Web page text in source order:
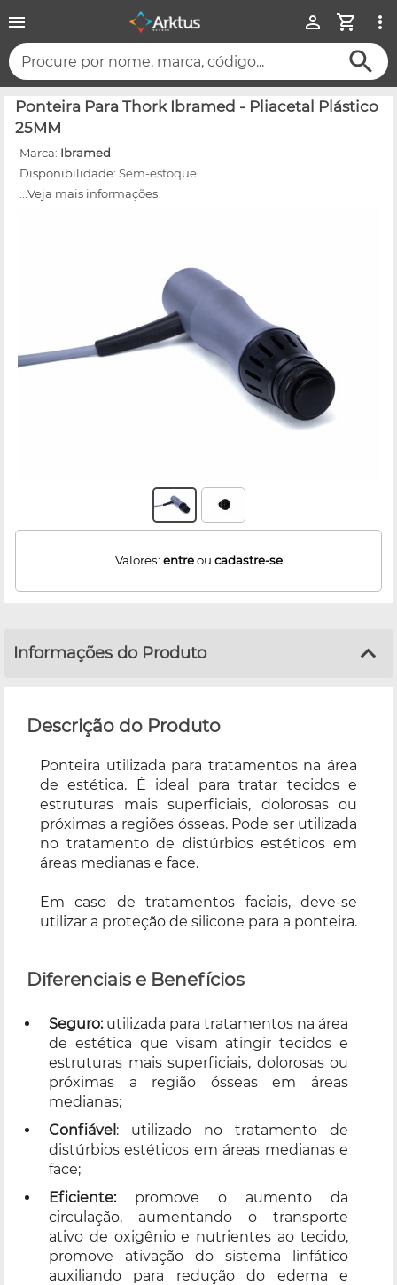
Procure por nome, marca, código...
Ponteira Para Thork Ibramed - Pliacetal Plástico
25MM
Marca: Ibramed
Disponibilidade: Sem-estoque
...Veja mais informações
Valores: entreou cadastre-se
Informações do Produto
Descrição do Produto
Ponteira utilizada para tratamentos na área
de estética. É ideal para tratar tecidos e
estruturas mais superficiais, dolorosas ou
próximas a regiões ósseas. Pode ser utilizada
no tratamento de distúrbios estéticos em
áreas medianas e face.
Em caso de tratamentos faciais, deve-se
utilizar a proteção de silicone para a ponteira.
Diferenciais e Benefícios
Seguro:utilizada para tratamentos na área
de estética que visam atingir tecidos e
estruturas mais superficiais, dolorosas ou
próximas a região ósseas em áreas
medianas;
Confiável : utilizado no tratamento de
distúrbios estéticos em áreas medianas e
face;
Eficiente:promove o aumento da
circulação, aumentando o transporte
ativo de oxigênio e nutrientes ao tecido,
promove ativação do sistema linfático
auxiliando para redução do edema e